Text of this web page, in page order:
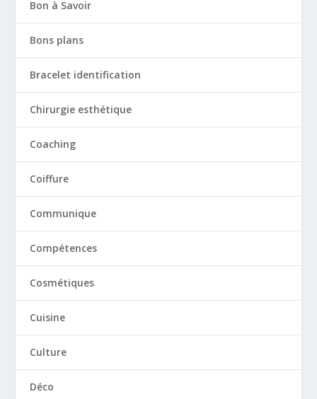
Bon à Savoir
Bons plans
Bracelet identification
Chirurgie esthétique
Coaching
Coiffure
Communique
Compétences
Cosmétiques
Cuisine
Culture
Déco